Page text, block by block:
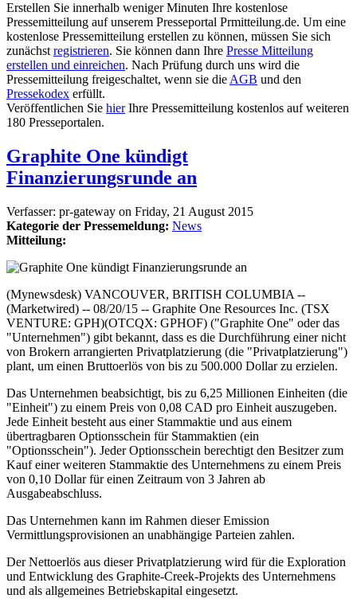
Erstellen Sie innerhalb weniger Minuten Ihre kostenlose
Pressemitteilung auf unserem Presseportal Prmitteilung.de. Um eine
kostenlose Pressemitteilung erstellen zu können, müssen Sie sich
zunächst registrieren. Sie können dann Ihre Presse Mitteilung
erstellen und einreichen. Nach Prüfung durch uns wird die
Pressemitteilung freigeschaltet, wenn sie die AGB und den
Pressekodex erfüllt.
Veröffentlichen Sie hierIhre Pressemitteilung kostenlos auf weiteren
180 Presseportalen.
Graphite One kündigt
Finanzierungsrunde an
Verfasser: pr-gateway on Friday, 21 August 2015
Kategorie der Pressemeldung: News
Mitteilung:
(Mynewsdesk) VANCOUVER, BRITISH COLUMBIA --
(Marketwired) -- 08/20/15 -- Graphite One Resources Inc. (TSX
VENTURE: GPH)(OTCQX: GPHOF) ("Graphite One" oder das
"Unternehmen") gibt bekannt, dass es die Durchführung einer nicht
von Brokern arrangierten Privatplatzierung (die "Privatplatzierung")
plant, um einen Bruttoerlös von bis zu 500.000 Dollar zu erzielen.
Das Unternehmen beabsichtigt, bis zu 6,25 Millionen Einheiten (die
"Einheit") zu einem Preis von 0,08 CAD pro Einheit auszugeben.
Jede Einheit besteht aus einer Stammaktie und aus einem
übertragbaren Optionsschein für Stammaktien (ein
"Optionsschein"). Jeder Optionsschein berechtigt den Besitzer zum
Kauf einer weiteren Stammaktie des Unternehmens zu einem Preis
von 0,10 Dollar für einen Zeitraum von 3 Jahren ab
Ausgabeabschluss.
Das Unternehmen kann im Rahmen dieser Emission
Vermittlungsprovisionen an unabhängige Parteien zahlen.
Der Nettoerlös aus dieser Privatplatzierung wird für die Exploration
und Entwicklung des Graphite-Creek-Projekts des Unternehmens
und als allgemeines Betriebskapital eingesetzt.